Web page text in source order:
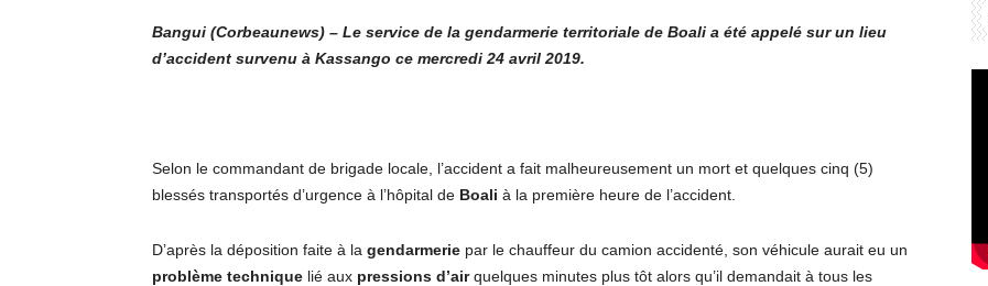
Bangui (Corbeaunews) – Le service de la gendarmerie territoriale de Boali a été appelé sur un lieu
d’accident survenu à Kassango ce mercredi 24 avril 2019.
Selon le commandant de brigade locale, l’accident a fait malheureusement un mort et quelques cinq (5)
blessés transportés d’urgence à l’hôpital de Boali à la première heure de l’accident.
D’après la déposition faite à la gendarmerie par le chauffeur du camion accidenté, son véhicule aurait eu un
problème technique lié aux pressions d’airquelques minutes plus tôt alors qu’il demandait à tous les